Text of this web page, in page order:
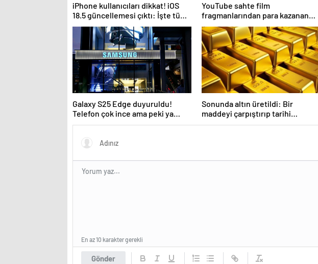
iPhone kullanıcıları dikkat! iOS
18.5 güncellemesi çıktı: İşte tüm
yenilikler
YouTube sahte film
fragmanlarından para kazanan
kanallara müdahale edecek
Galaxy S25 Edge duyuruldu!
Telefon çok ince ama peki ya
batarya?
Sonunda altın üretildi: Bir
maddeyi çarpıştırıp tarihi
değiştirdiler
Gönder
En az 10 karakter gerekli